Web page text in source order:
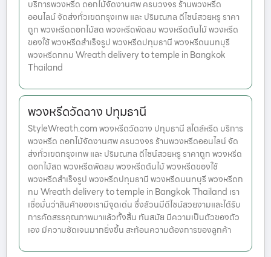
บริการพวงหรีด ดอกไม้จัดงานศพ ครบวงจร ร้านพวงหรีด
ออนไลน์ จัดส่งทั่วเขตกรุงเทพ และ ปริมณฑล ดีไซน์สวยหรู ราคา
ถูก พวงหรีดดอกไม้สด พวงหรีดพัดลม พวงหรีดต้นไม้ พวงหรีด
ของใช้ พวงหรีดสำเร็จรูป พวงหรีดปทุมธานี พวงหรีดนนทบุรี
พวงหรีดกทม Wreath delivery to temple in Bangkok
Thailand
พวงหรีดวัดฉาง ปทุมธานี
StyleWreath.com พวงหรีดวัดฉาง ปทุมธานี สไตล์หรีด บริการ
พวงหรีด ดอกไม้จัดงานศพ ครบวงจร ร้านพวงหรีดออนไลน์ จัด
ส่งทั่วเขตกรุงเทพ และ ปริมณฑล ดีไซน์สวยหรู ราคาถูก พวงหรีด
ดอกไม้สด พวงหรีดพัดลม พวงหรีดต้นไม้ พวงหรีดของใช้
พวงหรีดสำเร็จรูป พวงหรีดปทุมธานี พวงหรีดนนทบุรี พวงหรีดก
ทม Wreath delivery to temple in Bangkok Thailand เรา
เชื่อมั่นว่าสินค้าของเรามีจุดเด่น ซึ่งล้วนมีดีไซน์สวยงามและได้รับ
การคัดสรรคุณภาพมาแล้วทั้งสิ้น ทันสมัย มีความเป็นตัวของตัว
เอง มีความชัดเจนมากยิ่งขึ้น สะท้อนความต้องการของลูกค้า